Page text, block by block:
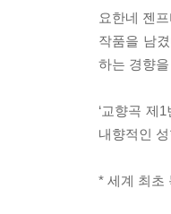
요한네 젠
작품을 남
하는 경향
‘교향곡 제
내향적인
* 세계 최초